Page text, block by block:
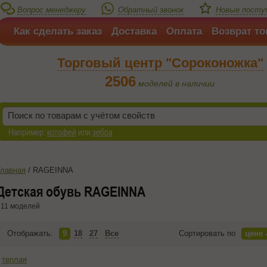
Например:котофей илизебра
Вопрос менеджеру Обратный звонок Новые
Как сделать заказ Доставка Оплата Возврат
Торговый центр "Сороконожка"
2506 моделей в наличии
/ RAGEINNA
обувь RAGEINNA
11 моделей
Отображать: 9 18 27 Все Сортировать по цене
теплая